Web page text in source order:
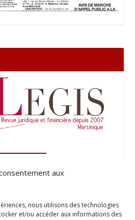
aux
nous utilisons des technologies
et/ou accéder aux informations des